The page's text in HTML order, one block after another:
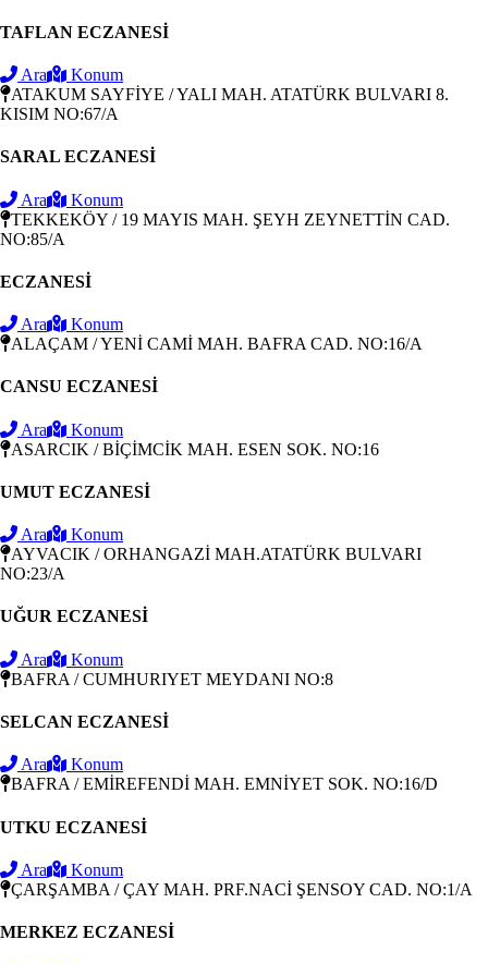
TAFLAN ECZANESİ
Ara
Konum
ATAKUM SAYFİYE / YALI MAH. ATATÜRK BULVARI 8.
KISIM NO:67/A
SARAL ECZANESİ
Ara
Konum
TEKKEKÖY / 19 MAYIS MAH. ŞEYH ZEYNETTİN CAD.
NO:85/A
ECZANESİ
Ara
Konum
ALAÇAM / YENİ CAMİ MAH. BAFRA CAD. NO:16/A
CANSU ECZANESİ
Ara
Konum
ASARCIK / BİÇİMCİK MAH. ESEN SOK. NO:16
UMUT ECZANESİ
Ara
Konum
AYVACIK / ORHANGAZİ MAH.ATATÜRK BULVARI
NO:23/A
UĞUR ECZANESİ
Ara
Konum
BAFRA / CUMHURIYET MEYDANI NO:8
SELCAN ECZANESİ
Ara
Konum
BAFRA / EMİREFENDİ MAH. EMNİYET SOK. NO:16/D
UTKU ECZANESİ
Ara
Konum
ÇARŞAMBA / ÇAY MAH. PRF.NACİ ŞENSOY CAD. NO:1/A
MERKEZ ECZANESİ